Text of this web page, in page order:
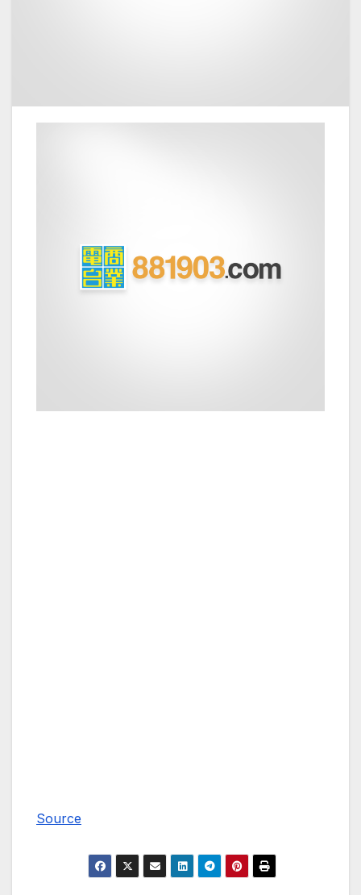
Source